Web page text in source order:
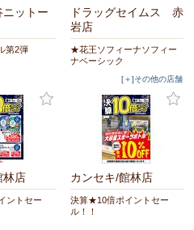
ニットー
第2弾
ドラッグセイムス 赤
岩店
★花王ソフィーナソフィー
ナベーシック
[＋]その他の店舗
林店
ントセー
カンセキ/館林店
決算★10倍ポイントセー
ル！！